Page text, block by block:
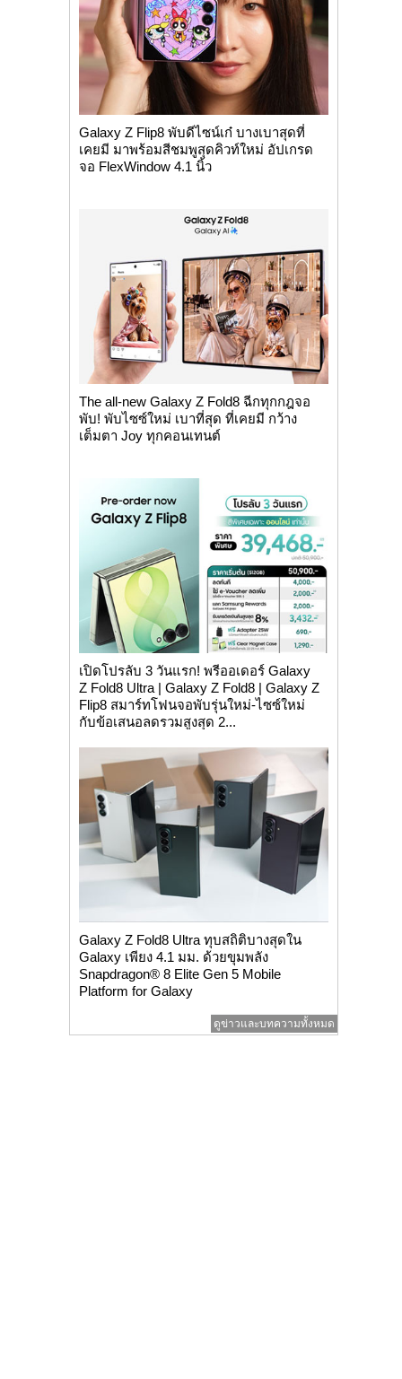
Galaxy Z Flip8 พับดีไซน์เก๋ บางเบาสุดที่
เคยมี มาพร้อมสีชมพูสุดคิวท์ใหม่ อัปเกรด
จอ FlexWindow 4.1 นิ้ว
The all-new Galaxy Z Fold8 ฉีกทุกกฎจอ
พับ! พับไซซ์ใหม่ เบาที่สุด ที่เคยมี กว้าง
เต็มตา Joy ทุกคอนเทนต์
เปิดโปรลับ 3 วันแรก! พรีออเดอร์ Galaxy
Z Fold8 Ultra | Galaxy Z Fold8 | Galaxy Z
Flip8 สมาร์ทโฟนจอพับรุ่นใหม่-ไซซ์ใหม่
กับข้อเสนอลดรวมสูงสุด 2...
Galaxy Z Fold8 Ultra ทุบสถิติบางสุดใน
Galaxy เพียง 4.1 มม. ด้วยขุมพลัง
Snapdragon® 8 Elite Gen 5 Mobile
Platform for Galaxy
ดูข่าวและบทความทั้งหมด